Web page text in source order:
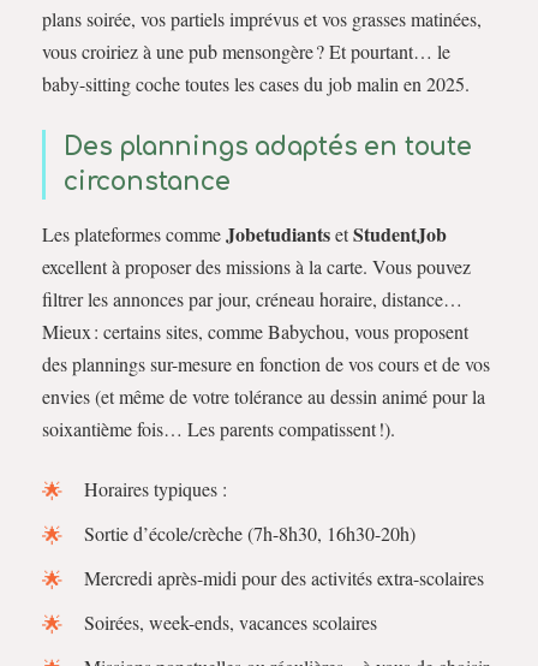
plans soirée, vos partiels imprévus et vos grasses matinées,
vous croiriez à une pub mensongère ? Et pourtant… le
baby-sitting coche toutes les cases du job malin en 2025.
Des plannings adaptés en toute
circonstance
Les plateformes commeJobetudiantsetStudentJob
excellent à proposer des missions à la carte. Vous pouvez
filtrer les annonces par jour, créneau horaire, distance…
Mieux : certains sites, comme Babychou, vous proposent
des plannings sur-mesure en fonction de vos cours et de vos
envies (et même de votre tolérance au dessin animé pour la
soixantième fois… Les parents compatissent !).
Horaires typiques :
Sortie d’école/crèche (7h-8h30, 16h30-20h)
Mercredi après-midi pour des activités extra-scolaires
Soirées, week-ends, vacances scolaires